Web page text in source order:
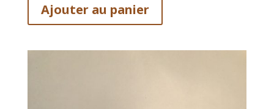
Ajouter au panier